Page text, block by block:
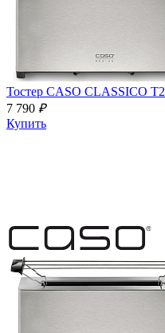
Тостер CASO CLASSICO T2
7 790 ₽
Купить